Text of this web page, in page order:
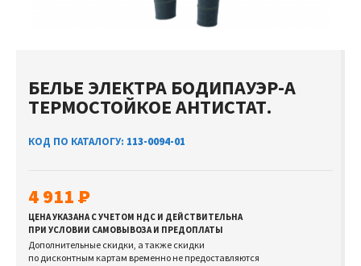
БЕЛЬЕ ЭЛЕКТРА БОДИПАУЭР-А
ТЕРМОСТОЙКОЕ АНТИСТАТ.
КОД ПО КАТАЛОГУ: 113-0094-01
4 911
ЦЕНА УКАЗАНА С УЧЕТОМ НДС И ДЕЙСТВИТЕЛЬНА
ПРИ УСЛОВИИ САМОВЫВОЗА И ПРЕДОПЛАТЫ
Дополнительные скидки, а также скидки
по дисконтным картам временно не предоставляются